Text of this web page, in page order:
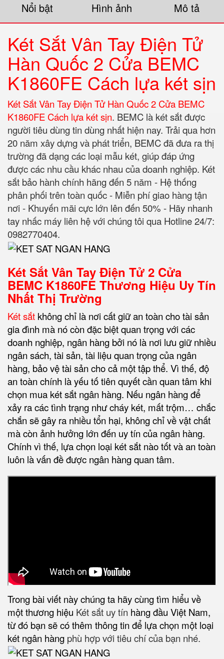
Nổi bật Hình ảnh Mô tả
Két Sắt Vân Tay Điện Tử
Hàn Quốc 2 Cửa BEMC
K1860FE Cách lựa két sịn
Két Sắt Vân Tay Điện Tử Hàn Quốc 2 Cửa BEMC
K1860FE Cách lựa két sịn. BEMC là két sắt được
người tiêu dùng tin dùng nhất hiện nay. Trải qua hơn
20 năm xây dựng và phát triển, BEMC đã đưa ra thị
trường đã dạng các loại mẫu két, giúp đáp ứng
được các nhu cầu khác nhau của doanh nghiệp. Két
sắt bảo hành chính hãng đến 5 năm - Hệ thống
phân phối trên toàn quốc - Miễn phí giao hàng tận
nơi - Khuyến mãi cực lớn lên đến 50% - Hãy nhanh
tay nhấc máy liên hệ với chúng tôi qua Hotline 24/7:
0982770404.
Két Sắt Vân Tay Điện Tử 2 Cửa
BEMC K1860FE Thương Hiệu Uy Tín
Nhất Thị Trường
Két sắt không chỉ là nơi cất giữ an toàn cho tài sản
gia đình mà nó còn đặc biệt quan trọng với các
doanh nghiệp, ngân hàng bởi nó là nơi lưu giữ nhiều
ngân sách, tài sản, tài liệu quan trọng của ngân
hàng, bảo vệ tài sản cho cả một tập thể. Vì thế, độ
an toàn chính là yếu tố tiên quyết cần quan tâm khi
chọn mua két sắt ngân hàng. Nếu ngân hàng để
xảy ra các tình trạng như cháy két, mất trộm… chắc
chắn sẽ gây ra nhiều tổn hại, không chỉ về vật chất
mà còn ảnh hưởng lớn đến uy tín của ngân hàng.
Chính vì thế, lựa chọn loại két sắt nào tốt và an toàn
luôn là vấn đề được ngân hàng quan tâm.
Trong bài viết này chúng ta hãy cùng tìm hiểu về
một thương hiệu Két sắt uy tín hàng đầu Việt Nam,
từ đó bạn sẽ có thêm thông tin để lựa chọn một loại
két ngân hàng phù hợp với tiêu chí của bạn nhé.